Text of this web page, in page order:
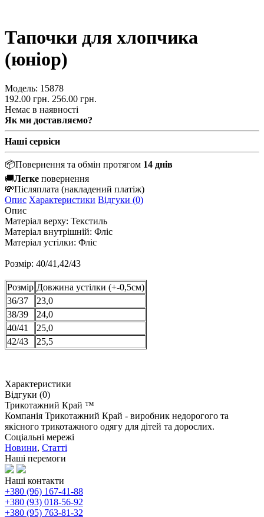
Тапочки для хлопчика
(юніор)
Модель: 15878
192.00 грн. 256.00 грн.
Немає в наявності
Як ми доставляємо?
Наші сервіси
📦Повернення та обмін протягом 14 днів
🚚Легке повернення
💸Післяплата (накладений платіж)
Опис Характеристики Відгуки (0)
Опис
Матеріал верху: Текстиль
Матеріал внутрішній: Фліс
Матеріал устілки: Фліс
Розмір: 40/41,42/43
Розмір Довжина устілки (+-0,5см)
36/37
23,0
38/39
24,0
40/41
25,0
42/43
25,5
Характеристики
Відгуки (0)
Трикотажний Край ™
Компанія Трикотажний Край - виробник недорогого та
якісного трикотажного одягу для дітей та дорослих.
Соціальні мережі
Новини, Статті
Наші перемоги
Наші контакти
+380 (96) 167-41-88
+380 (93) 018-56-92
+380 (95) 763-81-32